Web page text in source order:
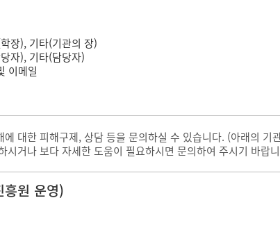
장), 기타(기관의 장)
자), 기타(담당자)
이메일
대한 피해구제, 상담 등을 문의하실 수 있습니다. (아래의
시거나 보다 자세한 도움이 필요하시면 문의하여 주시기 바랍
흥원 운영)